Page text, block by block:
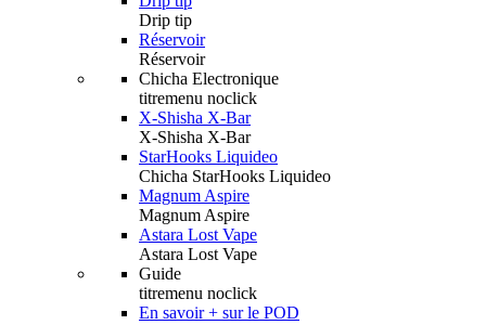
Drip tip
Réservoir
Réservoir
Chicha Electronique
titremenu noclick
X-Shisha X-Bar
X-Shisha X-Bar
StarHooks Liquideo
Chicha StarHooks Liquideo
Magnum Aspire
Magnum Aspire
Astara Lost Vape
Astara Lost Vape
Guide
titremenu noclick
En savoir + sur le POD